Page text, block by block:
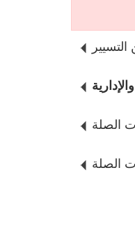
الصلة
الصلة